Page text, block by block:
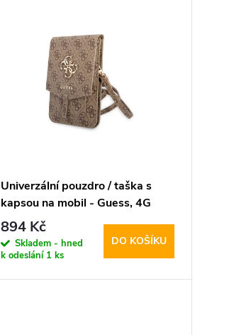
Univerzální pouzdro / taška s
kapsou na mobil - Guess, 4G
Metal Logo Bag Brown
894 Kč
Skladem - hned
k odeslání 1 ks
DO KOŠÍKU